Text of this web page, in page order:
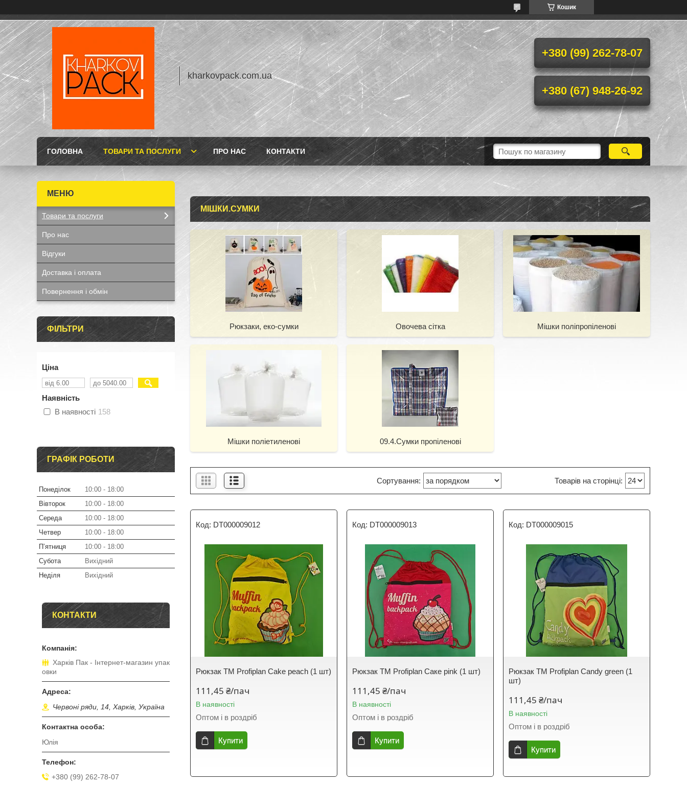
Кошик
kharkovpack.com.ua
+380 (99) 262-78-07
+380 (67) 948-26-92
ГОЛОВНА ТОВАРИ ТА ПОСЛУГИ ПРО НАС КОНТАКТИ
МІШКИ.СУМКИ
Рюкзаки, еко-сумки Овочева сітка Мішки поліпропіленові
Мішки поліетиленові 09.4.Сумки пропіленові
DT000009012
Рюкзак TM Profiplan Cake peach (1 шт)
111,45 ₴/пач
В наявності
Оптом і в роздріб
Купити
DT000009013
Рюкзак TM Profiplan Саке pink (1 шт)
111,45 ₴/пач
В наявності
Оптом і в роздріб
Купити
DT000009015
Рюкзак TM Profiplan Candy green (1
шт)
111,45 ₴/пач
В наявності
Оптом і в роздріб
Купити
Товари та послуги
Про нас
Відгуки
Доставка і оплата
Повернення і обмін
ФІЛЬТРИ
Ціна
Наявність
В наявності 158
ГРАФІК РОБОТИ
Понеділок 10:00
18:00
Вівторок
10:00
18:00
Середа
10:00
18:00
Четвер
10:00
18:00
Пʼятниця
10:00
18:00
Субота
Вихідний
Неділя
Вихідний
КОНТАКТИ
Харків Пак - Інтернет-магазин упак
овки
Червоні ряди, 14, Харків, Україна
Юлія
+380 (99) 262-78-07